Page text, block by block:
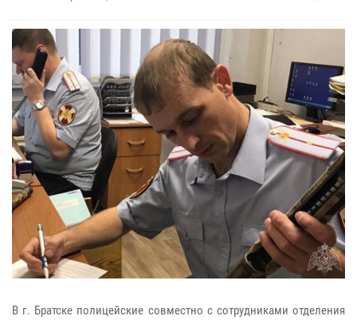
В г. Братске полицейские совместно с сотрудниками отделения